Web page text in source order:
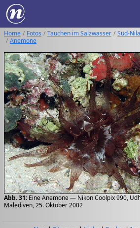
Home Fotos Tauchen im Salzwasser
Süd-
Anemone
Abb. 31: Eine Anemone — Nikon Coolpix 990,
Malediven, 25. Oktober 2002